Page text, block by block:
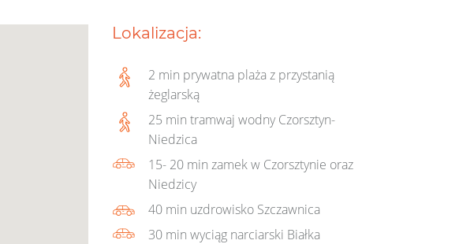
Lokalizacja:
2 min prywatna plaża z przystanią
żeglarską
25 min tramwaj wodny Czorsztyn-
Niedzica
15- 20 min zamek w Czorsztynie oraz
Niedzicy
40 min uzdrowisko Szczawnica
30 min wyciąg narciarski Białka